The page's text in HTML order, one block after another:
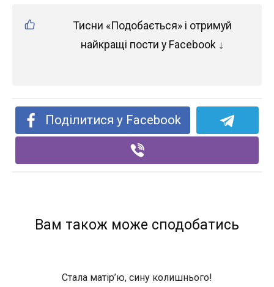
Тисни «Подобається» і отримуй
найкращі пости у Facebook ↓
Поділитися у Facebook
Вам також може сподобатись
Стала матір’ю, сину колишнього!